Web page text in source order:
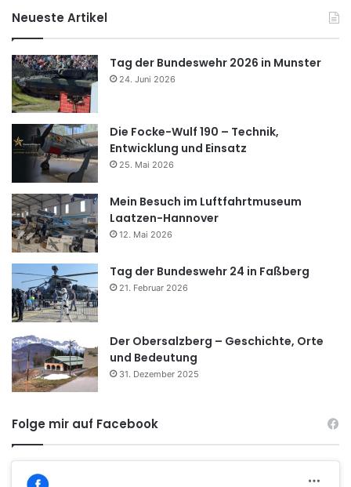
Neueste Artikel
Tag der Bundeswehr 2026 in Munster
24. Juni 2026
Die Focke-Wulf 190 – Technik,
Entwicklung und Einsatz
25. Mai 2026
Mein Besuch im Luftfahrtmuseum
Laatzen-Hannover
12. Mai 2026
Tag der Bundeswehr 24 in Faßberg
21. Februar 2026
Der Obersalzberg – Geschichte, Orte
und Bedeutung
31. Dezember 2025
Folge mir auf Facebook